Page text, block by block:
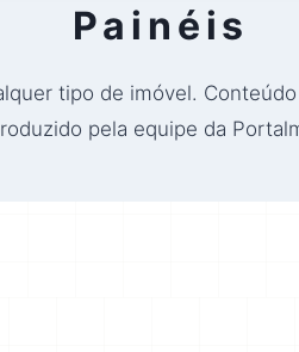
Painéis
tipo de imóvel.
pela equipe da